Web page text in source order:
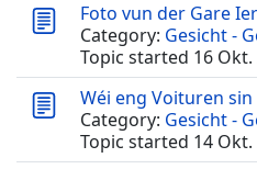
Foto vun der Gare
Category: Gesicht -
Topic started 16 Okt.
Wéi eng Voituren
Category: Gesicht -
Topic started 14 Okt.